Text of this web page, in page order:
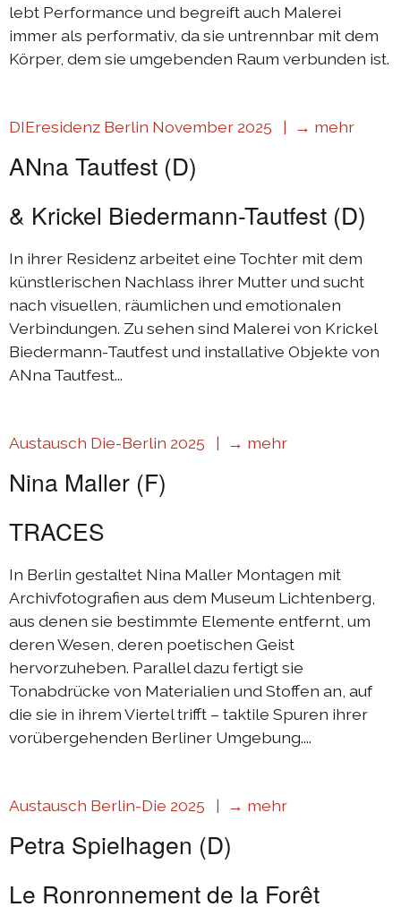
DIEresidenz EXTRA-Theater 2023
DIEresidenz hors les murs
DIEresidenzEXTRA 2022
Austausch Berlin-Die 2021
DIEresidenz hors les murs 2021
Sommerprogramm 2021
DIEresidenzEXTRA 2021
Austausch Die-Berlin 2020
Austausch Berlin-Die 2019
Sommerprogramm 2019
Austausch Die-Berlin 2018
Sommerprogramm 2018
komplizen & links
kontakt
lebt Performance und begreift auch Malerei
immer als performativ, da sie untrennbar mit dem
Körper, dem sie umgebenden Raum verbunden ist.
DIEresidenz Berlin November 2025 | → mehr
ANna Tautfest (D)
& Krickel Biedermann-Tautfest (D)
In ihrer Residenz arbeitet eine Tochter mit dem
künstlerischen Nachlass ihrer Mutter und sucht
nach visuellen, räumlichen und emotionalen
Verbindungen. Zu sehen sind Malerei von Krickel
Biedermann-Tautfest und installative Objekte von
ANna Tautfest...
Austausch Die-Berlin 2025 | → mehr
Nina Maller (F)
TRACES
In Berlin gestaltet Nina Maller Montagen mit
Archivfotografien aus dem Museum Lichtenberg,
aus denen sie bestimmte Elemente entfernt, um
deren Wesen, deren poetischen Geist
hervorzuheben. Parallel dazu fertigt sie
Tonabdrücke von Materialien und Stoffen an, auf
die sie in ihrem Viertel trifft – taktile Spuren ihrer
vorübergehenden Berliner Umgebung....
Austausch Berlin-Die 2025 | → mehr
Petra Spielhagen (D)
Le Ronronnement de la Forêt